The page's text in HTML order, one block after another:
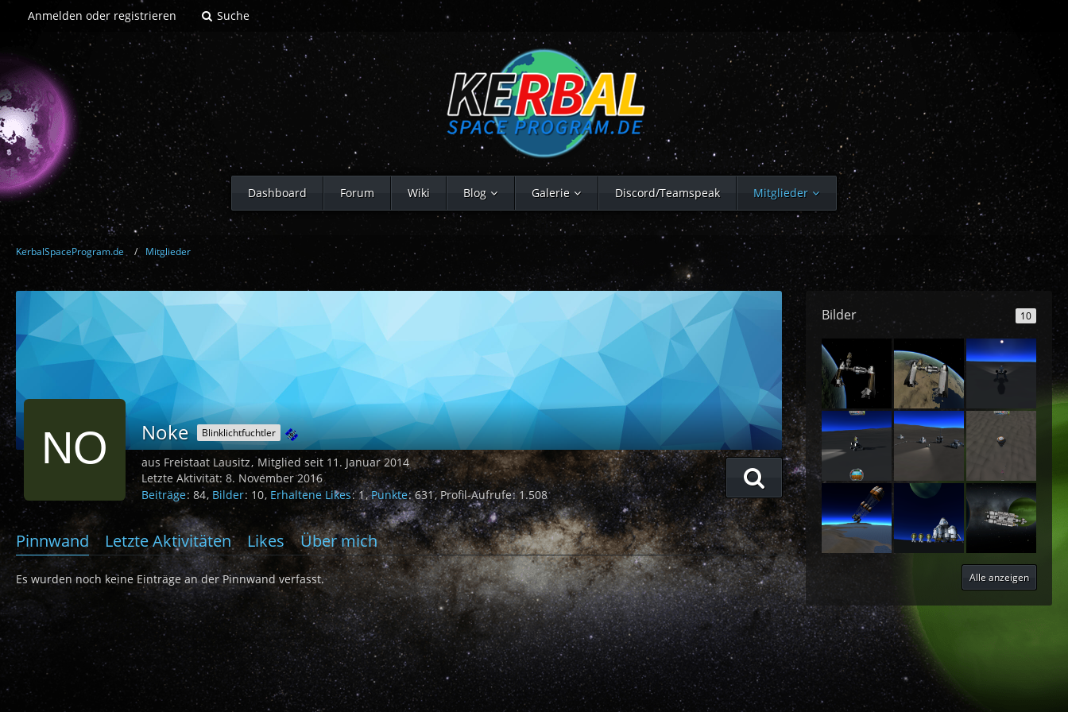
Anmelden oder registrieren Suche
Dashboard Forum Wiki Blog Galerie Discord/Teamspeak Mitglieder
KerbalSpaceProgram.de Mitglieder
Noke Blinklichtfuchtler
aus Freistaat Lausitz Mitglied seit 11. Januar 2014
Letzte Aktivität: 8. November 2016
Beiträge 84 Bilder 10 Erhaltene Likes 1 Punkte 631 Profil-Aufrufe 1.508
Pinnwand Letzte Aktivitäten Likes Über mich
Es wurden noch keine Einträge an der Pinnwand verfasst.
Bilder 10
Alle anzeigen